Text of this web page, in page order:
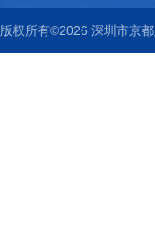
版权所有©2026 深圳市京